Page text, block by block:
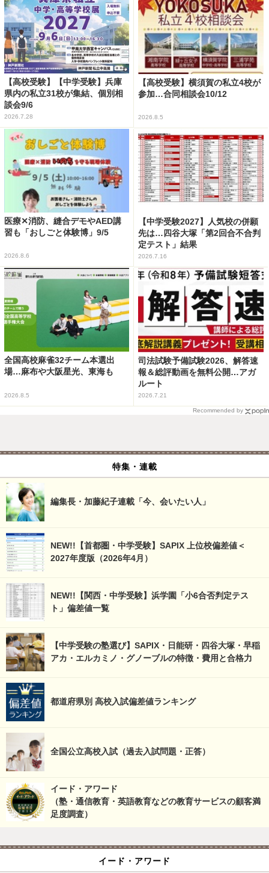
【高校受験】【中学受験】兵庫
県内の私立31校が集結、個別相
談会9/6
2026.7.28
【高校受験】横須賀の私立4校が
参加…合同相談会10/12
2026.8.5
医療✕消防、縫合デモやAED講
習も「おしごと体験博」9/5
2026.8.6
【中学受験2027】人気校の併願
先は…四谷大塚「第2回合不合判
定テスト」結果
2026.7.16
全国高校麻雀32チーム本選出
場…麻布や大阪星光、東海も
2026.8.5
司法試験予備試験2026、解答速
報＆総評動画を無料公開…アガ
ルート
2026.7.21
Recommended by
特集・連載
編集長・加藤紀子連載「今、会いたい人」
NEW!!【首都圏・中学受験】SAPIX 上位校偏差値＜
2027年度版（2026年4月）
NEW!!【関西・中学受験】浜学園「小6合否判定テス
ト」偏差値一覧
【中学受験の塾選び】SAPIX・日能研・四谷大塚・早稲
アカ・エルカミノ・グノーブルの特徴・費用と合格力
都道府県別 高校入試偏差値ランキング
全国公立高校入試（過去入試問題・正答）
イード・アワード
（塾・通信教育・英語教育などの教育サービスの顧客満
足度調査）
イード・アワード